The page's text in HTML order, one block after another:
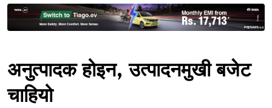
Sponsored
अनुत्पादक होइन, उत्पादनमुखी बजेट
चाहियो